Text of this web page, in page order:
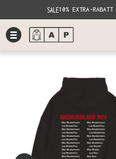
SALE10% EXTRA-RABATT